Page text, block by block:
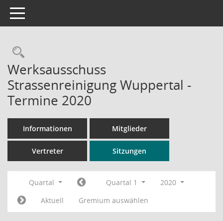
Toggle navigation
Rechercheauswahl
Werksausschuss
Strassenreinigung Wuppertal -
Termine 2020
Informationen Mitglieder
Vertreter Sitzungen
Quartal Quartal 1
2020
Aktuell
Gremium auswählen